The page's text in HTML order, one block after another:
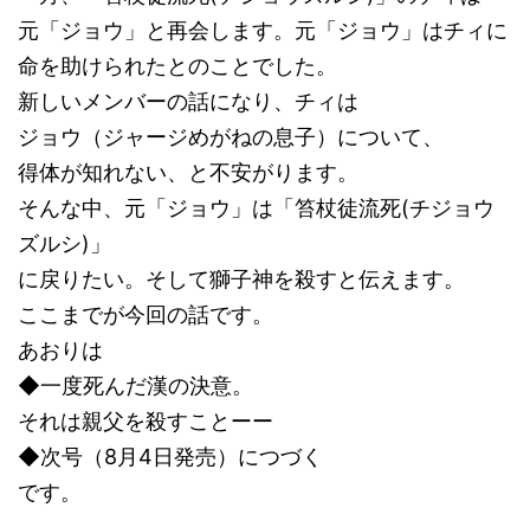
元「ジョウ」と再会します。元「ジョウ」はチィに
命を助けられたとのことでした。
新しいメンバーの話になり、チィは
ジョウ（ジャージめがねの息子）について、
得体が知れない、と不安がります。
そんな中、元「ジョウ」は「笞杖徒流死(チジョウ
ズルシ)」
に戻りたい。そして獅子神を殺すと伝えます。
ここまでが今回の話です。
あおりは
◆一度死んだ漢の決意。
それは親父を殺すことーー
◆次号（8月4日発売）につづく
です。